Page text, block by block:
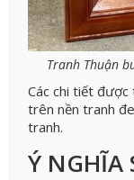
Tranh Thuận
Các chi tiết
trên nền tranh
tranh.
Ý NGHĨA